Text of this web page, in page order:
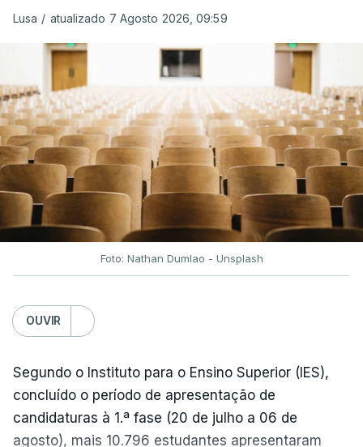
Depois de uma subida inicial devido à guerra no
Irão, à tensão geopolítica no Médio Oriente e ao
fecho do estreito de Ormuz, os preços dos
combustíveis desceram durante o cessar-fogo
entre Washington e Teerão.
No entanto, com o retomar do conflito, as últimas
semanas têm sido marcadas por uma subida
acentuada, tendência que deverá ser revertida na
próxima semana.
c/Lusa
Lusa / atualizado 7 Agosto 2026, 09:59
Foto: Nathan Dumlao - Unsplash
OUVIR
Segundo o Instituto para o Ensino Superior (IES),
concluído o período de apresentação de
candidaturas à 1.ª fase (20 de julho a 06 de
agosto), mais 10.796 estudantes apresentaram